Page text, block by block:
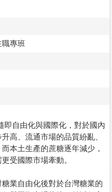
專班
即自由化與國際化，對於國內
高、流通市場的品質紛亂、
本土生產的蔗糖逐年減少，
受國際市場牽動。
業自由化後對於台灣糖業的